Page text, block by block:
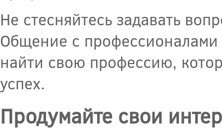
Не стесняйтесь задавать
Общение с
найти свою профессию,
успех.
Продумайте свои